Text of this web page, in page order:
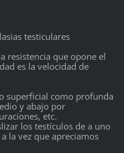
testiculares
resistencia que opone el
es la velocidad de
superficial como profunda
y abajo por
etc.
los testículos de a uno
la vez que apreciamos